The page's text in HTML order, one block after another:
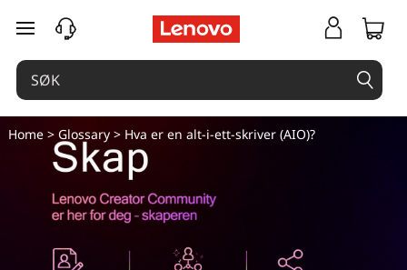
H
a
e
gå til hovedinnhold
Home> Glossary> Hva er en alt-i-ett-skriver (AIO)?